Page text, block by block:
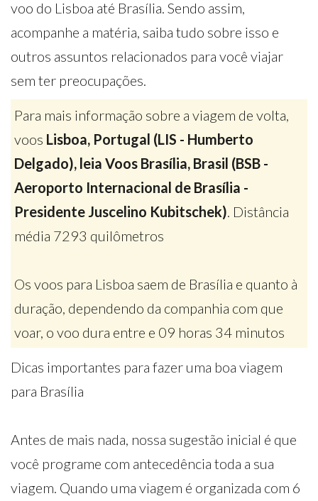
voo do Lisboa até Brasília. Sendo assim,
acompanhe a matéria, saiba tudo sobre isso e
outros assuntos relacionados para você viajar
sem ter preocupações.
Para mais informação sobre a viagem de volta,
voos Lisboa, Portugal (LIS - Humberto
Delgado), leia Voos Brasília, Brasil (BSB -
Aeroporto Internacional de Brasília -
Presidente Juscelino Kubitschek). Distância
média 7293 quilômetros
Os voos para Lisboa saem de Brasília e quanto à
duração, dependendo da companhia com que
voar, o voo dura entre e 09 horas 34 minutos
Dicas importantes para fazer uma boa viagem
para Brasília
Antes de mais nada, nossa sugestão inicial é que
você programe com antecedência toda a sua
viagem. Quando uma viagem é organizada com 6